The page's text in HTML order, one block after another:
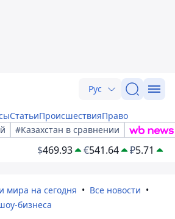
Рус
СтатьиПроисшествияПраво
#Казахстан в сравнении
$469.93 €541.64 ₽5.71
мира на сегодня
Все новости
бизнеса